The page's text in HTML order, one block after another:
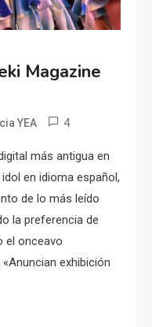
Magazine
YEA 4
más antigua en
en idioma español,
de lo más leído
la preferencia de
el onceavo
exhibición